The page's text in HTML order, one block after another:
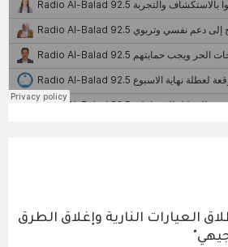
العيارات النارية وإغلاق الطرق